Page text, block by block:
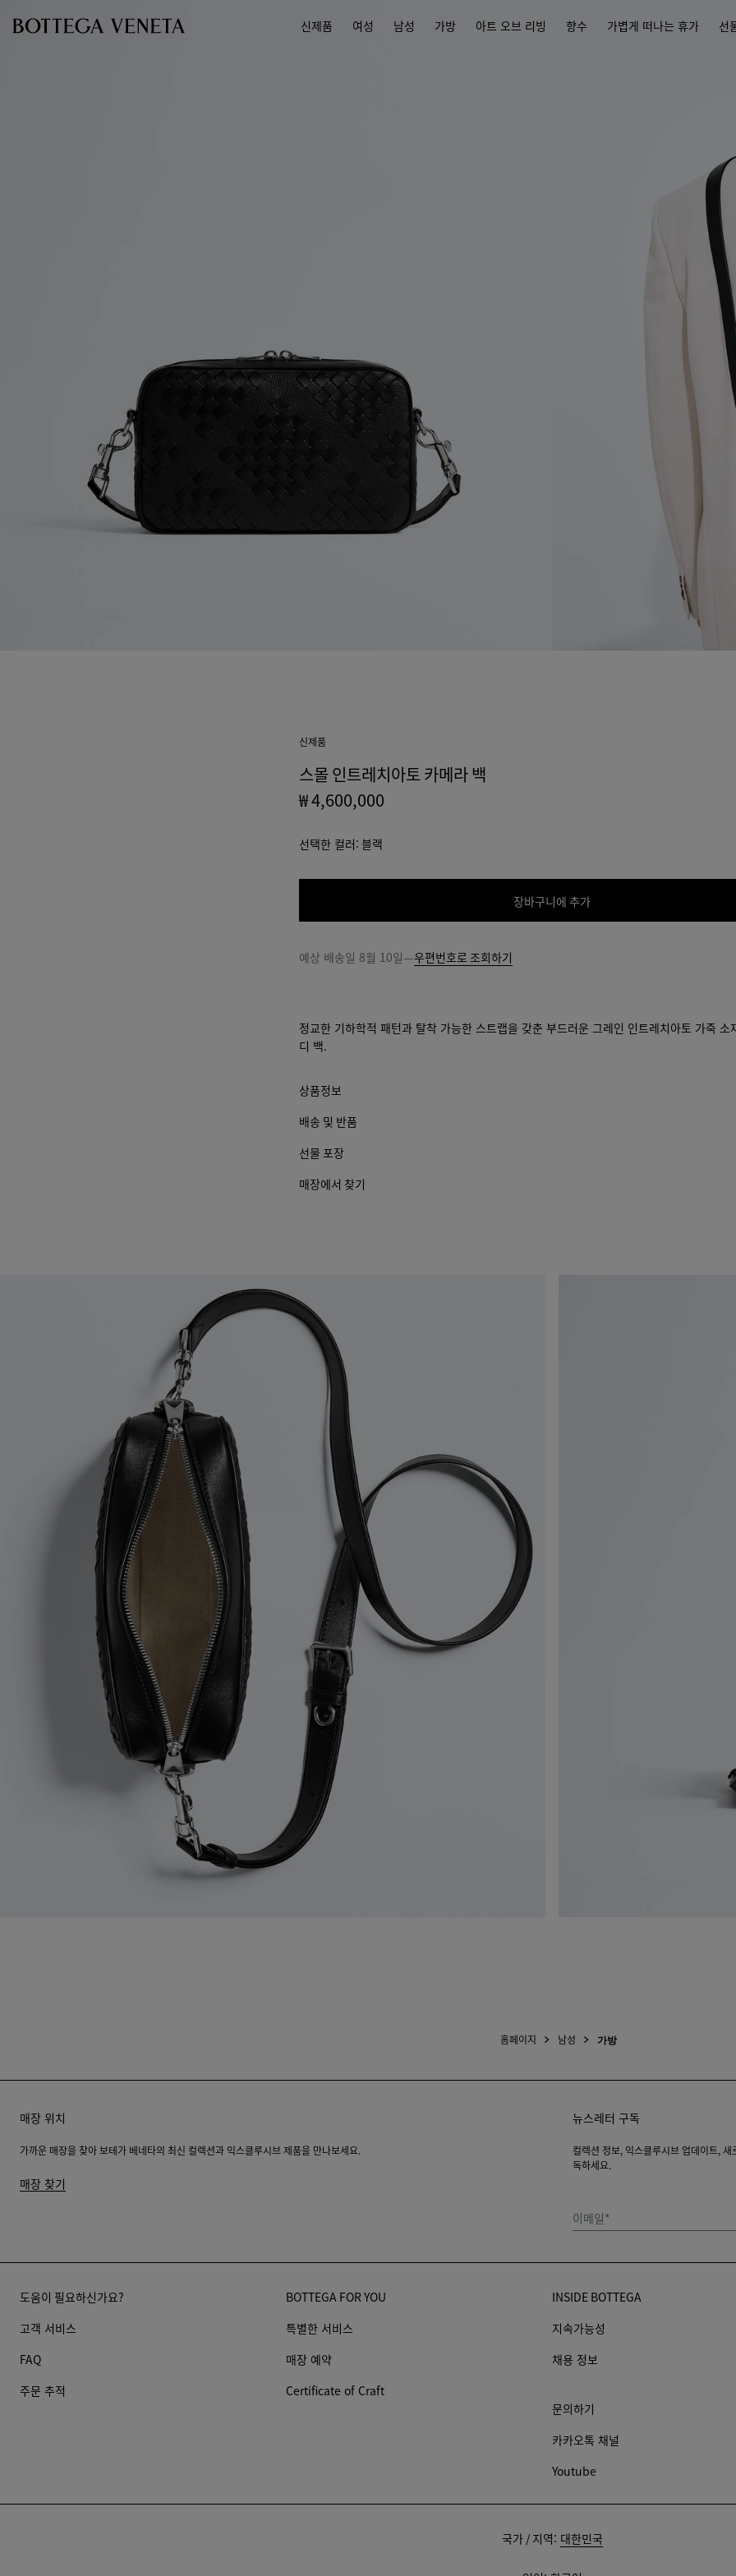
신제품
여성 남성 가방 아트 오브 리빙 향수 가볍게 떠나는 휴가 선
신제품
스몰 인트레치아토 카메라 백
₩ 4,600,000
선택한 컬러: 블랙
장
장바구니에 추가
사
주
예상 배송일 8월 10일—우편번호로 조회하기
정교한 기하학적 패턴과 탈착 가능한 스트랩을 갖춘 부드러운 그레인 인트레치아토 가죽 소
디 백.
상품정보
배송 및 반품
선물 포장
매장에서 찾기
홈페이지 남성 가방
매장 위치
가까운 매장을 찾아 보테가 베네타의 최신 컬렉션과 익스클루시브 제품을 만나보세요.
매장 찾기
뉴스레터 구독
컬렉션 정보, 익스클루시브 업데이트,
독하세요.
이메일*
도움이 필요하신가요?
고객 서비스
FAQ
주문 추적
BOTTEGA FOR YOU
특별한 서비스
매장 예약
Certificate of Craft
INSIDE BOTTEGA
지속가능성
채용 정보
문의하기
카카오톡 채널
Youtube
배국가 / 지역: 대한민국